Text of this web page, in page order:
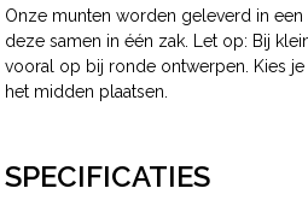
Onze munten worden geleverd in
deze samen in één zak. Let op: Bij
vooral op bij ronde ontwerpen. Kies
het midden plaatsen.
SPECIFICATIES